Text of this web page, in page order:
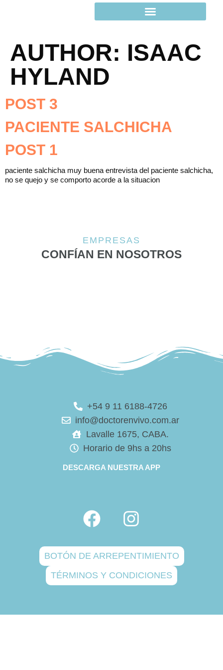
AUTHOR: ISAAC
HYLAND
POST 3
PACIENTE SALCHICHA
POST 1
paciente salchicha muy buena entrevista del paciente salchicha,
no se quejo y se comporto acorde a la situacion
EMPRESAS
CONFÍAN EN NOSOTROS
+54 9 11 6188-4726
info@doctorenvivo.com.ar
Lavalle 1675, CABA.
Horario de 9hs a 20hs
DESCARGA NUESTRA APP
BOTÓN DE ARREPENTIMIENTO
TÉRMINOS Y CONDICIONES